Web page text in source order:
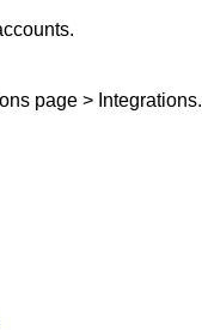
page > Integrations.